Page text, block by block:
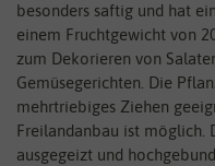
besonders saftig und hat
einem Fruchtgewicht von
zum Dekorieren von
Gemüsegerichten. Die
mehrtriebiges Ziehen
Freilandanbau ist möglich.
ausgegeizt und